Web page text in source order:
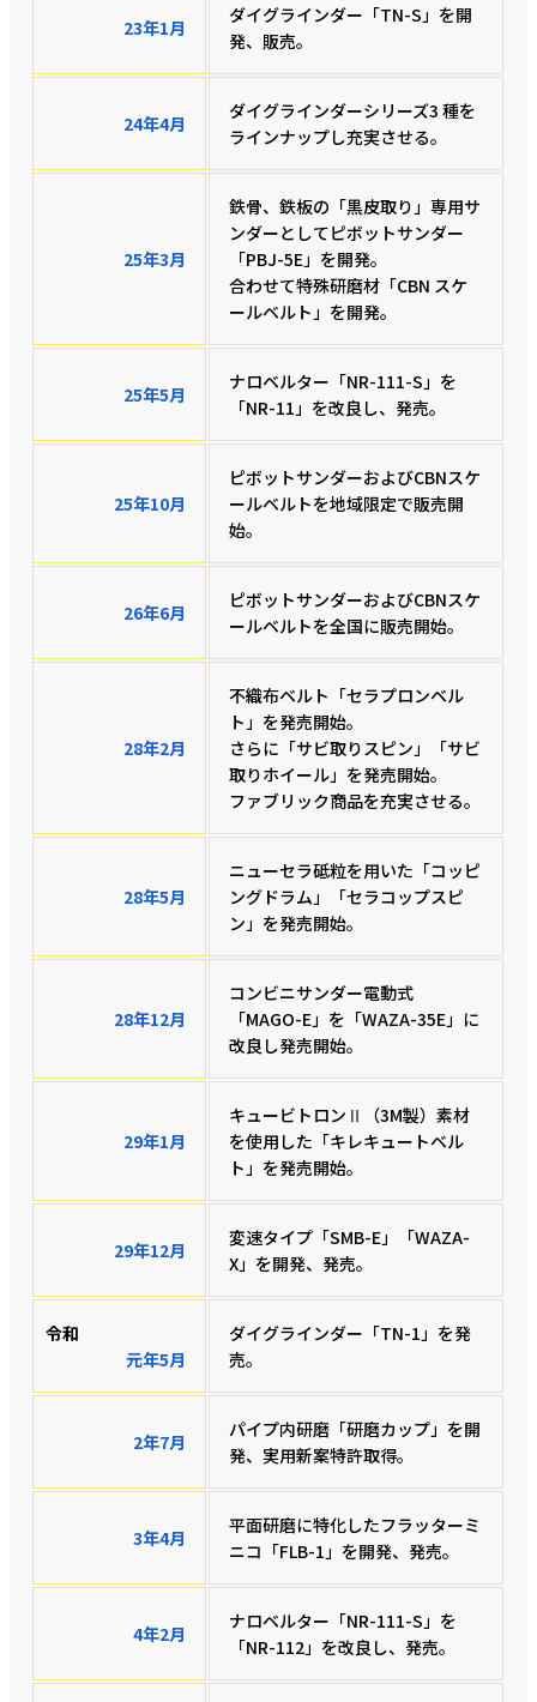
23年1月
ダイグラインダー「TN-S」を開
発、販売。
24年4月
ダイグラインダーシリーズ3 種を
ラインナップし充実させる。
25年3月
鉄骨、鉄板の「黒皮取り」専用サ
ンダーとしてピボットサンダー
「PBJ-5E」を開発。
合わせて特殊研磨材「CBN スケ
ールベルト」を開発。
25年5月
ナロベルター「NR-111-S」を
「NR-11」を改良し、発売。
25年10月
ピボットサンダーおよびCBNスケ
ールベルトを地域限定で販売開
始。
26年6月
ピボットサンダーおよびCBNスケ
ールベルトを全国に販売開始。
28年2月
不織布ベルト「セラプロンベル
ト」を発売開始。
さらに「サビ取りスピン」「サビ
取りホイール」を発売開始。
ファブリック商品を充実させる。
28年5月
ニューセラ砥粒を用いた「コッピ
ングドラム」「セラコップスピ
ン」を発売開始。
28年12月
コンビニサンダー電動式
「MAGO-E」を「WAZA-35E」に
改良し発売開始。
29年1月
キュービトロンⅡ（3M製）素材
を使用した「キレキュートベル
ト」を発売開始。
29年12月
変速タイプ「SMB-E」「WAZA-
X」を開発、発売。
令和
元年5月
ダイグラインダー「TN-1」を発
売。
2年7月
パイプ内研磨「研磨カップ」を開
発、実用新案特許取得。
3年4月
平面研磨に特化したフラッターミ
ニコ「FLB-1」を開発、発売。
4年2月
ナロベルター「NR-111-S」を
「NR-112」を改良し、発売。